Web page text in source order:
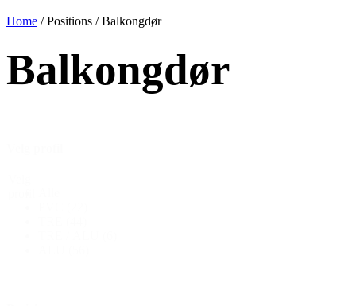
Home / Positions / Balkongdør
Balkongdør